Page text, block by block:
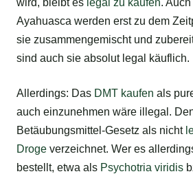
Ayahuasca werden erst zu dem
sie zusammengemischt und
sind auch sie absolut legal käuflich.
Allerdings: Das DMT kaufen als
auch einzunehmen wäre illegal.
Betäubungsmittel-Gesetz als nicht
Droge verzeichnet. Wer es
bestellt, etwa als Psychotria viridis